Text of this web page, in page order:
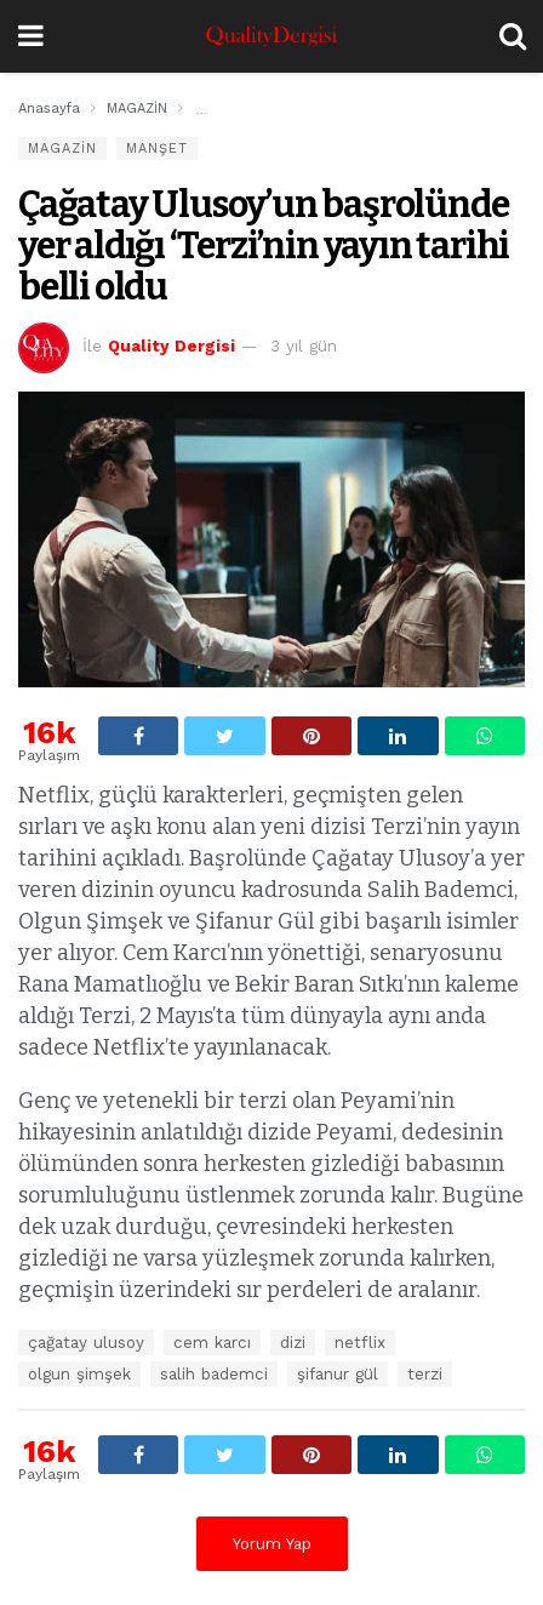
Anasayfa MAGAZİN
MAGAZİN MANŞET
Çağatay Ulusoy’un başrolünde
yer aldığı ‘Terzi’nin yayın tarihi
belli oldu
İle Quality Dergisi 3 yıl gün
16k
Paylaşım
Netflix, güçlü karakterleri, geçmişten gelen
sırları ve aşkı konu alan yeni dizisi Terzi’nin yayın
tarihini açıkladı. Başrolünde Çağatay Ulusoy’a yer
veren dizinin oyuncu kadrosunda Salih Bademci,
Olgun Şimşek ve Şifanur Gül gibi başarılı isimler
yer alıyor. Cem Karcı’nın yönettiği, senaryosunu
Rana Mamatlıoğlu ve Bekir Baran Sıtkı’nın kaleme
aldığı Terzi, 2 Mayıs’ta tüm dünyayla aynı anda
sadece Netflix’te yayınlanacak.
Genç ve yetenekli bir terzi olan Peyami’nin
hikayesinin anlatıldığı dizide Peyami, dedesinin
ölümünden sonra herkesten gizlediği babasının
sorumluluğunu üstlenmek zorunda kalır. Bugüne
dek uzak durduğu, çevresindeki herkesten
gizlediği ne varsa yüzleşmek zorunda kalırken,
geçmişin üzerindeki sır perdeleri de aralanır.
t
l
çağatay ulusoy cem karcı dizi
netflix
olgun şimşek
salih bademci şifanur gül terzi
16k
Paylaşım
Yorum Yap